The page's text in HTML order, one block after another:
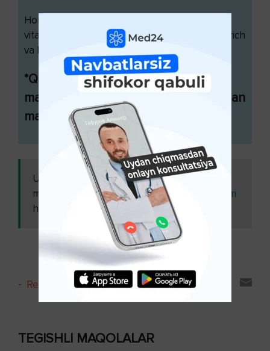
Homilador ayollarda qo’llaniladigan boshqa
vitaminlar: Elevit, Komplivit, Foliy kislotasi, Vitarich
va hk.
*Qo'llash mumkin bo'lmagan holatlar
mavjud. Ishlatishdan oldin shifokor bilan
maslahatlashing.
Ushbu
maqolani
ham o'qing:
Mavsumiy allergik rinit -
alomatlar, kelib chiqish sabablari
va tashxislash ( 1-qism )
- Reyting va sharhlar
TEGISHLI MAQOLALAR